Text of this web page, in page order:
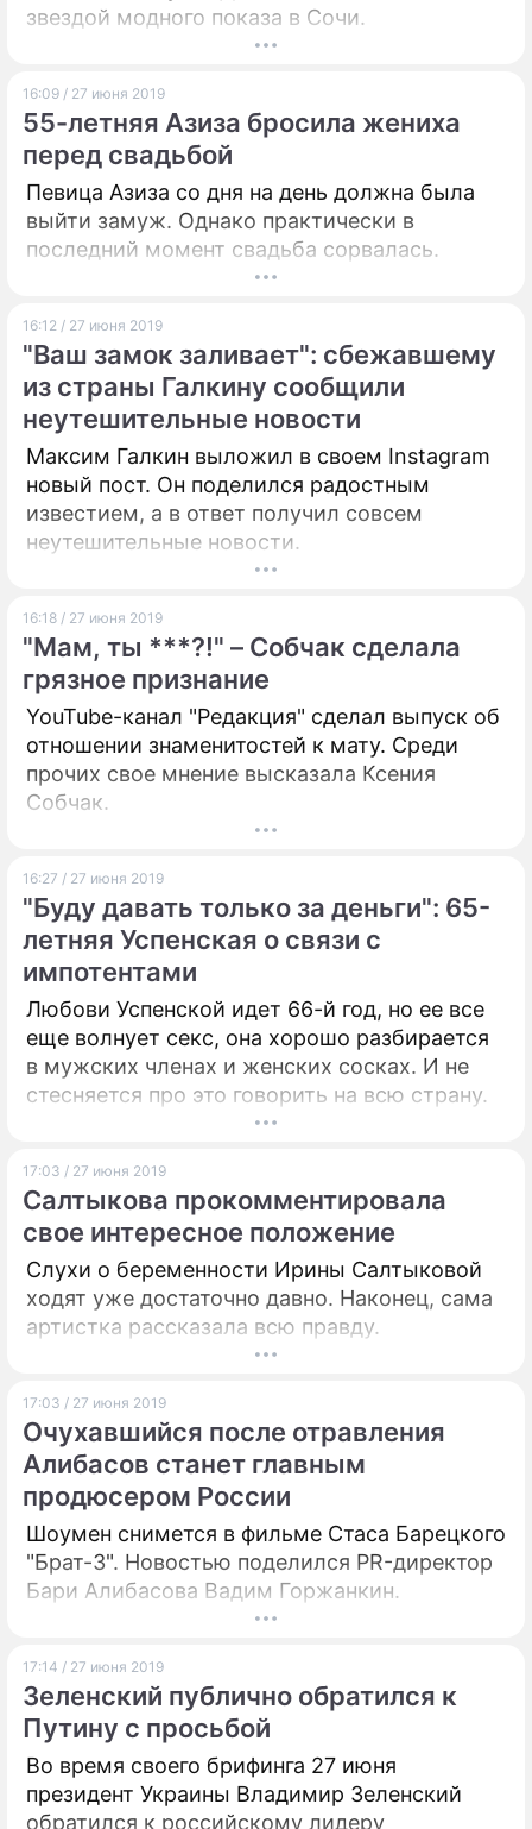
звездой модного показа в Сочи.
16:09 / 27 июня 2019
55-летняя Азиза бросила жениха
перед свадьбой
Певица Азиза со дня на день должна была
выйти замуж. Однако практически в
последний момент свадьба сорвалась.
16:12 / 27 июня 2019
"Ваш замок заливает": сбежавшему
из страны Галкину сообщили
неутешительные новости
Максим Галкин выложил в своем Instagram
новый пост. Он поделился радостным
известием, а в ответ получил совсем
неутешительные новости.
16:18 / 27 июня 2019
"Мам, ты ***?!" – Собчак сделала
грязное признание
YouTube-канал "Редакция" сделал выпуск об
отношении знаменитостей к мату. Среди
прочих свое мнение высказала Ксения
Собчак.
16:27 / 27 июня 2019
"Буду давать только за деньги": 65-
летняя Успенская о связи с
импотентами
Любови Успенской идет 66-й год, но ее все
еще волнует секс, она хорошо разбирается
в мужских членах и женских сосках. И не
стесняется про это говорить на всю страну.
17:03 / 27 июня 2019
Салтыкова прокомментировала
свое интересное положение
Слухи о беременности Ирины Салтыковой
ходят уже достаточно давно. Наконец, сама
артистка рассказала всю правду.
17:03 / 27 июня 2019
Очухавшийся после отравления
Алибасов станет главным
продюсером России
Шоумен снимется в фильме Стаса Барецкого
"Брат-3". Новостью поделился PR-директор
Бари Алибасова Вадим Горжанкин.
17:14 / 27 июня 2019
Зеленский публично обратился к
Путину с просьбой
Во время своего брифинга 27 июня
президент Украины Владимир Зеленский
обратился к российскому лидеру